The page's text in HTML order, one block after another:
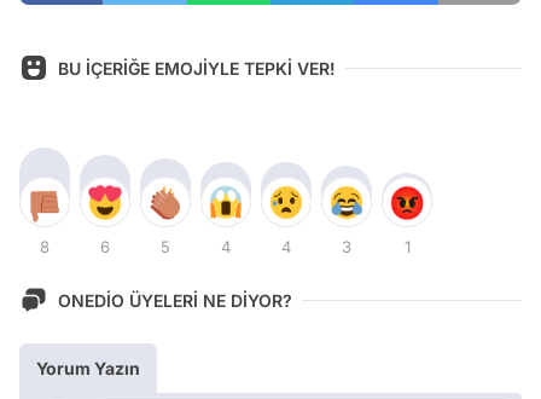
BU İÇERİĞE EMOJİYLE TEPKİ VER!
8 6 5 4 4 3 1
ONEDİO ÜYELERİ NE DİYOR?
Yorum Yazın